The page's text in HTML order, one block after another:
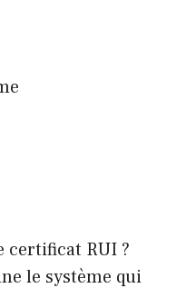
certificat RUI ?
le système qui